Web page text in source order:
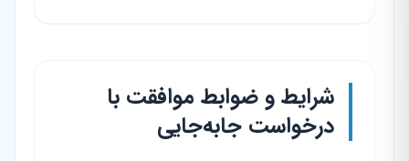
شرایط و ضوابط موافقت با
درخواست جابه‌جایی